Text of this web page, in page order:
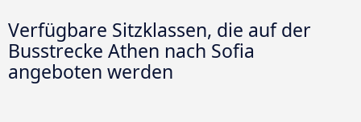
Verfügbare Sitzklassen, die auf der
Busstrecke Athen nach Sofia
angeboten werden